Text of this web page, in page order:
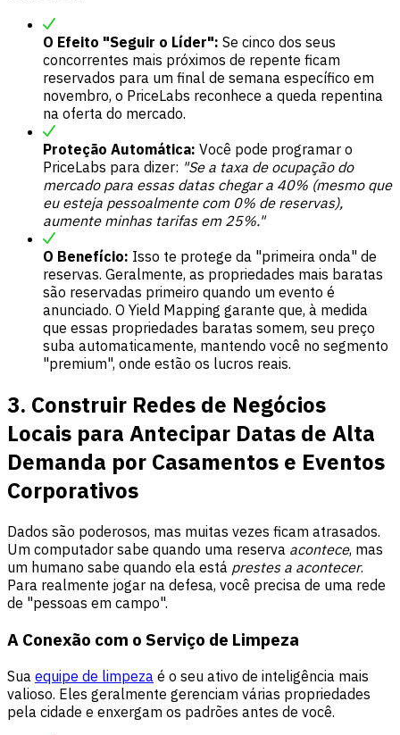
O Efeito "Seguir o Líder": Se cinco dos seus
concorrentes mais próximos de repente ficam
reservados para um final de semana específico em
novembro, o PriceLabs reconhece a queda repentina
na oferta do mercado.
Proteção Automática: Você pode programar o
PriceLabs para dizer: "Se a taxa de ocupação do
mercado para essas datas chegar a 40% (mesmo que
eu esteja pessoalmente com 0% de reservas),
aumente minhas tarifas em 25%."
O Benefício: Isso te protege da "primeira onda" de
reservas. Geralmente, as propriedades mais baratas
são reservadas primeiro quando um evento é
anunciado. O Yield Mapping garante que, à medida
que essas propriedades baratas somem, seu preço
suba automaticamente, mantendo você no segmento
"premium", onde estão os lucros reais.
3. Construir Redes de Negócios
Locais para Antecipar Datas de Alta
Demanda por Casamentos e Eventos
Corporativos
Dados são poderosos, mas muitas vezes ficam atrasados.
Um computador sabe quando uma reserva acontece, mas
um humano sabe quando ela está prestes a acontecer.
Para realmente jogar na defesa, você precisa de uma rede
de "pessoas em campo".
A Conexão com o Serviço de Limpeza
Sua equipe de limpeza é o seu ativo de inteligência mais
valioso. Eles geralmente gerenciam várias propriedades
pela cidade e enxergam os padrões antes de você.